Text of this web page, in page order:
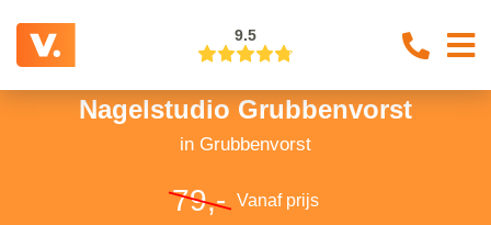
9.5
Nagelstudio Grubbenvorst
in Grubbenvorst
79,- Vanaf prijs